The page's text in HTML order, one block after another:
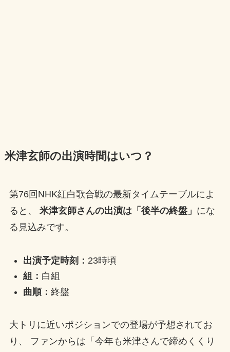
米津玄師の出演時間はいつ？
第76回NHK紅白歌合戦の最新タイムテーブルによ
ると、 米津玄師さんの出演は「後半の終盤」 にな
る見込みです。
出演予定時刻： 23時頃
組： 白組
曲順： 終盤
大トリに近いポジションでの登場が予想されてお
り、 ファンからは「今年も米津さんで締めくくり